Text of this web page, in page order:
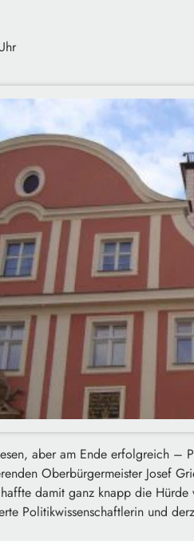
aber am Ende erfolgreich –
Oberbürgermeister Josef
damit ganz knapp die
Politikwissenschaftlerin und